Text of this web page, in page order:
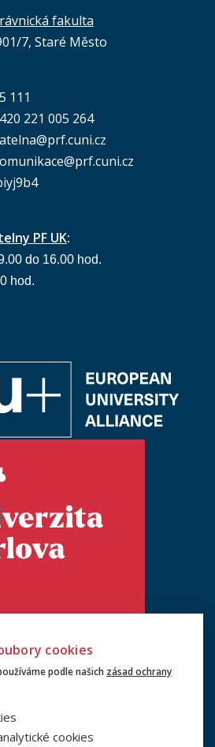
fakulta
7, Staré Město
111
221 005 264
PF UK:
do 16.00 hod.
hod.
cookies
podle našich zásad ochrany
cookies